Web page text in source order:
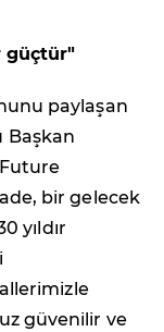
güçtür"
paylaşan
Başkan
bir gelecek
yıldır
güvenilir ve